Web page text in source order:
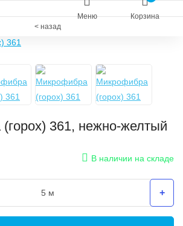
Меню
Корзина
< назад
361, нежно-желтый
В наличии на складе
+